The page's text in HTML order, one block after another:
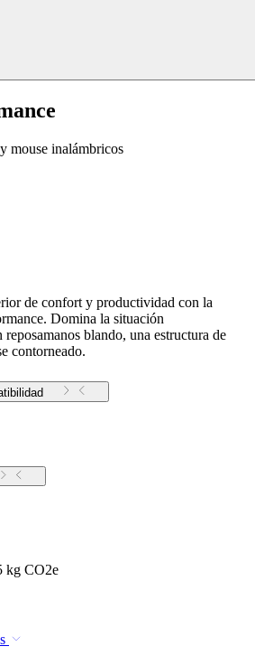
mouse inalámbricos
de confort y productividad con la
Domina la situación
blando, una estructura de
contorneado.
kg CO2e